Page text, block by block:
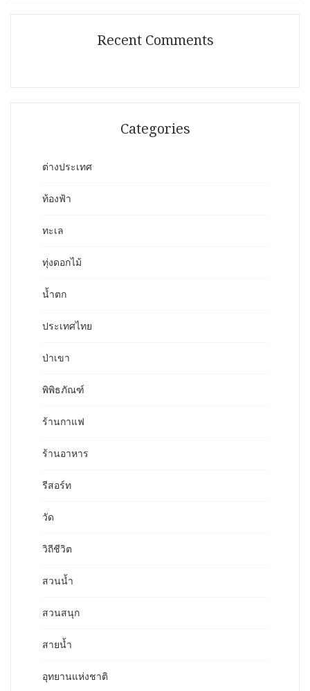
Recent Comments
Categories
ต่างประเทศ
ท้องฟ้า
ทะเล
ทุ่งดอกไม้
น้ำตก
ประเทศไทย
ป่าเขา
พิพิธภัณฑ์
ร้านกาแฟ
ร้านอาหาร
รีสอร์ท
วัด
วิถีชีวิต
สวนน้ำ
สวนสนุก
สายน้ำ
อุทยานแห่งชาติ